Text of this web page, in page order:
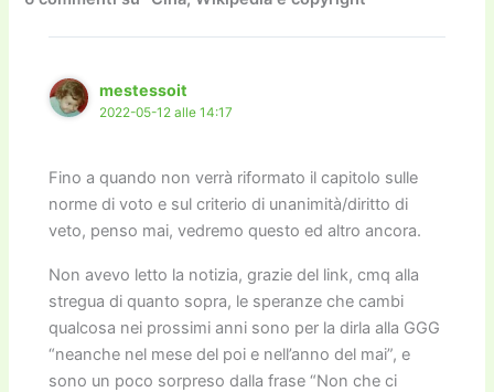
o
k
n
k
mestessoit
2022-05-12 alle 14:17
Fino a quando non verrà riformato il capitolo sulle
norme di voto e sul criterio di unanimità/diritto di
veto, penso mai, vedremo questo ed altro ancora.
Non avevo letto la notizia, grazie del link, cmq alla
stregua di quanto sopra, le speranze che cambi
qualcosa nei prossimi anni sono per la dirla alla GGG
“neanche nel mese del poi e nell’anno del mai”, e
sono un poco sorpreso dalla frase “Non che ci